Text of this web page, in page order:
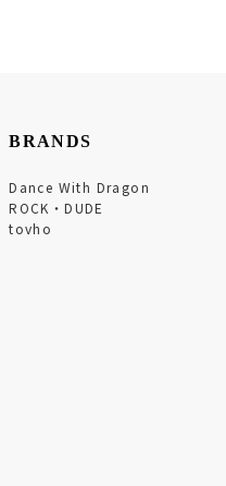
BRANDS
Dance With Dragon
ROCK・DUDE
tovho